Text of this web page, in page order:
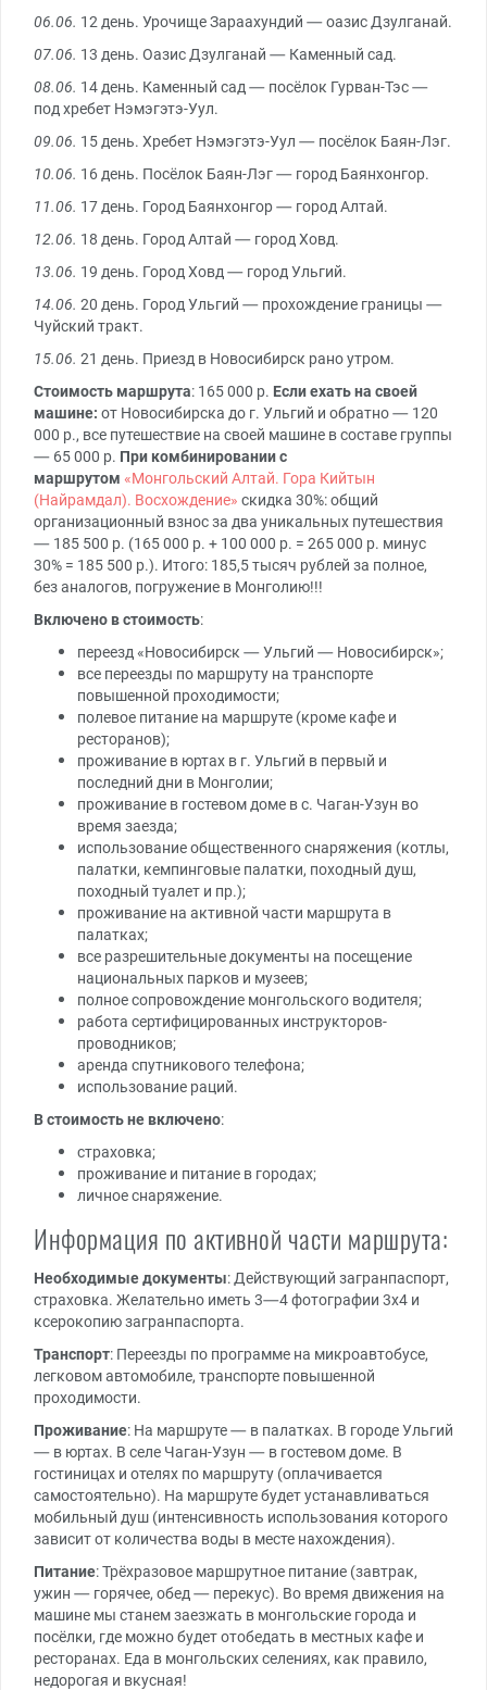
06.06. 12 день. Урочище Зараахундий — оазис Дзулганай.
07.06. 13 день. Оазис Дзулганай — Каменный сад.
08.06. 14 день. Каменный сад — посёлок Гурван-Тэс —
под хребет Нэмэгэтэ-Уул.
09.06. 15 день. Хребет Нэмэгэтэ-Уул — посёлок Баян-Лэг.
10.06. 16 день. Посёлок Баян-Лэг — город Баянхонгор.
11.06. 17 день. Город Баянхонгор — город Алтай.
12.06. 18 день. Город Алтай — город Ховд.
13.06. 19 день. Город Ховд — город Ульгий.
14.06. 20 день. Город Ульгий — прохождение границы —
Чуйский тракт.
15.06. 21 день. Приезд в Новосибирск рано утром.
Стоимость маршрута: 165 000 р. Если ехать на своей
машине: от Новосибирска до г. Ульгий и обратно — 120
000 р., все путешествие на своей машине в составе группы
— 65 000 р. При комбинировании с
маршрутом «Монгольский Алтай. Гора Кийтын
(Найрамдал). Восхождение» скидка 30%: общий
организационный взнос за два уникальных путешествия
— 185 500 р. (165 000 р. + 100 000 р. = 265 000 р. минус
30% = 185 500 р.). Итого: 185,5 тысяч рублей за полное,
без аналогов, погружение в Монголию!!!
Включено в стоимость:
переезд «Новосибирск — Ульгий — Новосибирск»;
все переезды по маршруту на транспорте
повышенной проходимости;
полевое питание на маршруте (кроме кафе и
ресторанов);
проживание в юртах в г. Ульгий в первый и
последний дни в Монголии;
проживание в гостевом доме в с. Чаган-Узун во
время заезда;
использование общественного снаряжения (котлы,
палатки, кемпинговые палатки, походный душ,
походный туалет и пр.);
проживание на активной части маршрута в
палатках;
все разрешительные документы на посещение
национальных парков и музеев;
полное сопровождение монгольского водителя;
работа сертифицированных инструкторов-
проводников;
аренда спутникового телефона;
использование раций.
В стоимость не включено:
страховка;
проживание и питание в городах;
личное снаряжение.
Информация по активной части маршрута:
Необходимые документы: Действующий загранпаспорт,
страховка. Желательно иметь 3—4 фотографии 3х4 и
ксерокопию загранпаспорта.
Транспорт: Переезды по программе на микроавтобусе,
легковом автомобиле, транспорте повышенной
проходимости.
Проживание: На маршруте — в палатках. В городе Ульгий
— в юртах. В селе Чаган-Узун — в гостевом доме. В
гостиницах и отелях по маршруту (оплачивается
самостоятельно). На маршруте будет устанавливаться
мобильный душ (интенсивность использования которого
зависит от количества воды в месте нахождения).
Питание: Трёхразовое маршрутное питание (завтрак,
ужин — горячее, обед — перекус). Во время движения на
машине мы станем заезжать в монгольские города и
посёлки, где можно будет отобедать в местных кафе и
ресторанах. Еда в монгольских селениях, как правило,
недорогая и вкусная!